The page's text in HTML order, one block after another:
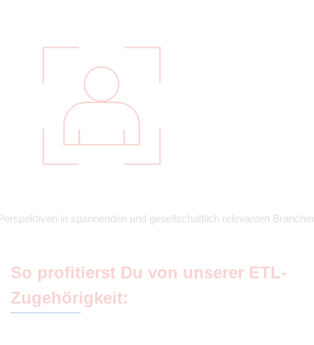
in spannenden und gesellschaftlich relevanten
So profitierst Du von unserer ETL-
Zugehörigkeit: